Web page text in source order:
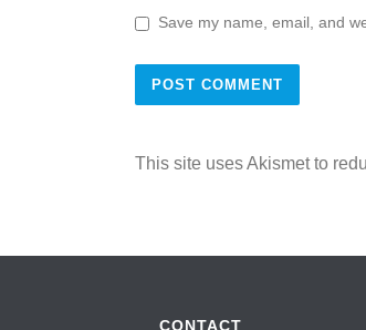
Save my name, email, and
This site uses Akismet to
CONTACT